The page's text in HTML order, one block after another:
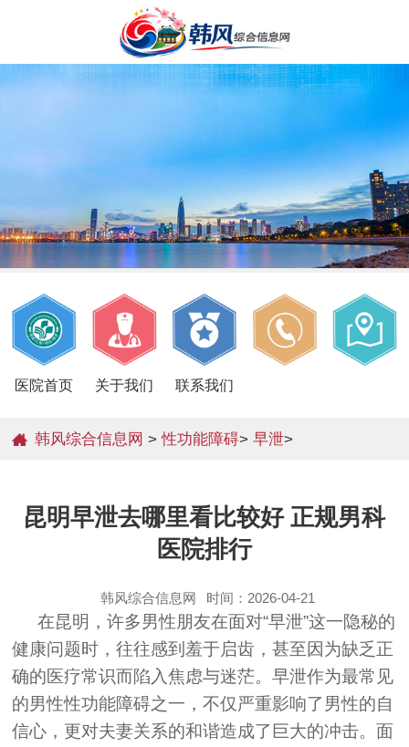
医院首页 关于我们 联系我们
韩风综合信息网 >性功能障碍>早泄>
昆明早泄去哪里看比较好 正规男科
医院排行
韩风综合信息网 时间：2026-04-21
在昆明，许多男性朋友在面对“早泄”这一隐秘的
健康问题时，往往感到羞于启齿，甚至因为缺乏正
确的医疗常识而陷入焦虑与迷茫。早泄作为最常见
的男性性功能障碍之一，不仅严重影响了男性的自
信心，更对夫妻关系的和谐造成了巨大的冲击。面